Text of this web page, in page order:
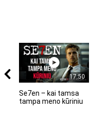
17:50
Se7en – kai tamsa
tampa meno kūriniu